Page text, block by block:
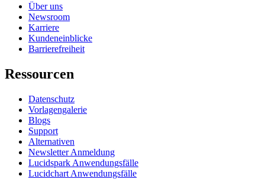
Über uns
Newsroom
Karriere
Kundeneinblicke
Barrierefreiheit
Ressourcen
Datenschutz
Vorlagengalerie
Blogs
Support
Alternativen
Newsletter Anmeldung
Lucidspark Anwendungsfälle
Lucidchart Anwendungsfälle